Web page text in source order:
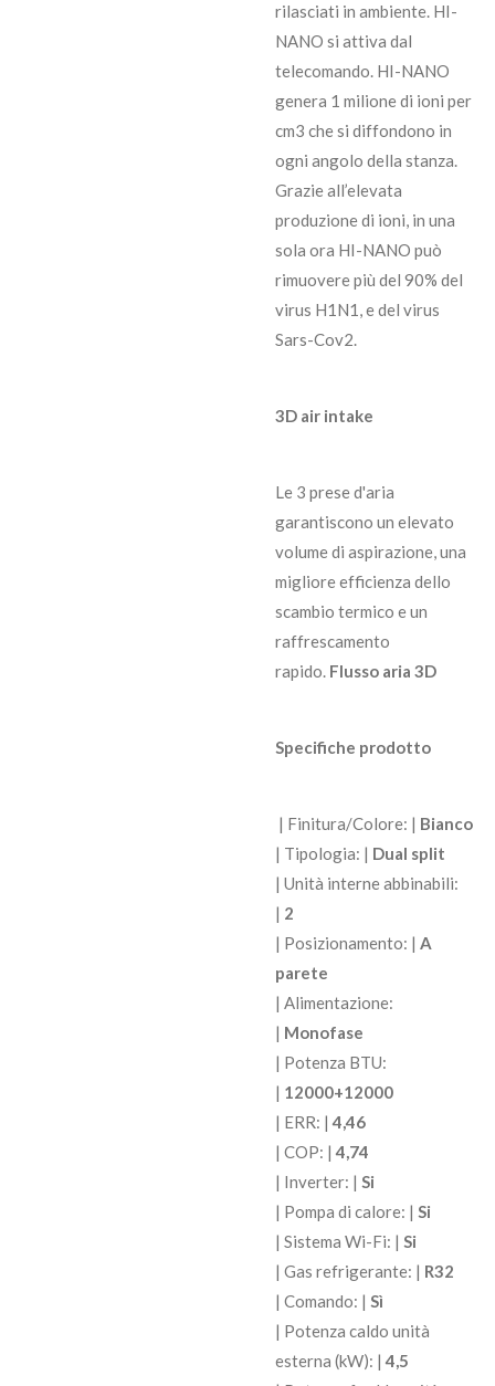
rilasciati in ambiente. HI-
NANO si attiva dal
telecomando. HI-NANO
genera 1 milione di ioni per
cm3 che si diffondono in
ogni angolo della stanza.
Grazie all’elevata
produzione di ioni, in una
sola ora HI-NANO può
rimuovere più del 90% del
virus H1N1, e del virus
Sars-Cov2.
3D air intake
Le 3 prese d'aria
garantiscono un elevato
volume di aspirazione, una
migliore efficienza dello
scambio termico e un
raffrescamento
rapido. Flusso aria 3D
Specifiche prodotto
| Finitura/Colore: | Bianco
| Tipologia: | Dual split
| Unità interne abbinabili:
| 2
| Posizionamento: | A
parete
| Alimentazione:
| Monofase
| Potenza BTU:
| 12000+12000
| ERR: | 4,46
| COP: | 4,74
| Inverter: | Si
| Pompa di calore: | Si
| Sistema Wi-Fi: | Si
| Gas refrigerante: | R32
| Comando: | Sì
| Potenza caldo unità
esterna (kW): | 4,5